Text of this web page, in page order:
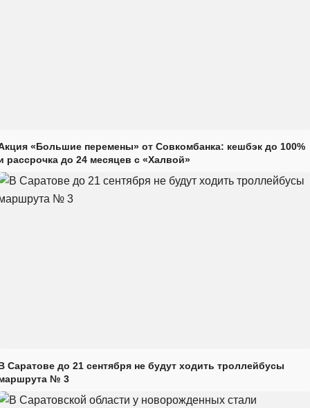
«Большие перемены» от Совкомбанка: кешбэк до 100%
рассрочка до 24 месяцев с «Халвой»
Саратове до 21 сентября не будут ходить троллейбусы
№ 3